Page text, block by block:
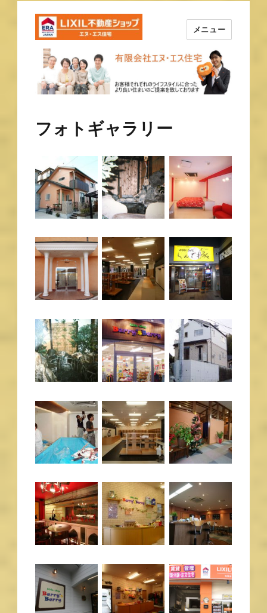
長崎の不動産はエヌ・エス住宅
で！！
メニュー
フォトギャラリー